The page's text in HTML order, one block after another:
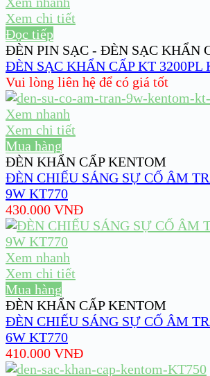
Xem chi tiết
Đọc tiếp
ĐÈN PIN SẠC - ĐÈN SẠC KHẨN
ĐÈN SẠC KHẨN CẤP KT 3200PL
Vui lòng liên hệ để có giá tốt
Xem nhanh
Xem chi tiết
Mua hàng
ĐÈN KHẨN CẤP KENTOM
ĐÈN CHIẾU SÁNG SỰ CỐ ÂM
9W KT770
430.000 VNĐ
Xem nhanh
Xem chi tiết
Mua hàng
ĐÈN KHẨN CẤP KENTOM
ĐÈN CHIẾU SÁNG SỰ CỐ ÂM
6W KT770
410.000 VNĐ